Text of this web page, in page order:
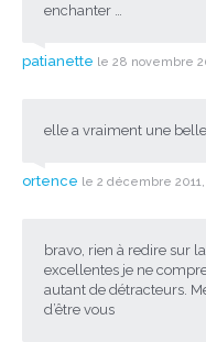
enchanter …
patianette le 28 novembre
elle a vraiment une
ortence le 2 décembre
bravo, rien à redire sur
excellentes je ne
autant de détracteurs.
d’être vous